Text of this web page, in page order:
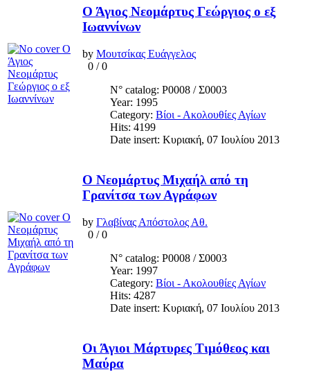
Ο Άγιος Νεομάρτυς Γεώργιος ο εξ
Ιωαννίνων
by Μουτσίκας Ευάγγελος
0 /0
N° catalog: Ρ0008 / Σ0003
Year: 1995
Category: Βίοι - Ακολουθίες Αγίων
Hits: 4199
Date insert: Κυριακή, 07 Ιουλίου 2013
Ο Νεομάρτυς Μιχαήλ από τη
Γρανίτσα των Αγράφων
by Γλαβίνας Απόστολος Αθ.
0 /0
N° catalog: Ρ0008 / Σ0003
Year: 1997
Category: Βίοι - Ακολουθίες Αγίων
Hits: 4287
Date insert: Κυριακή, 07 Ιουλίου 2013
Οι Άγιοι Μάρτυρες Τιμόθεος και
Μαύρα